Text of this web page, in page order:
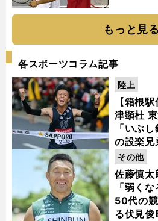
もっと見る
各スポーツコラム記事
【箱根
津顕杜
「いぶ
の設楽兄
金栗杯に
陸上
佐藤慎太
「弱く
50代の
る伏見俊
その他